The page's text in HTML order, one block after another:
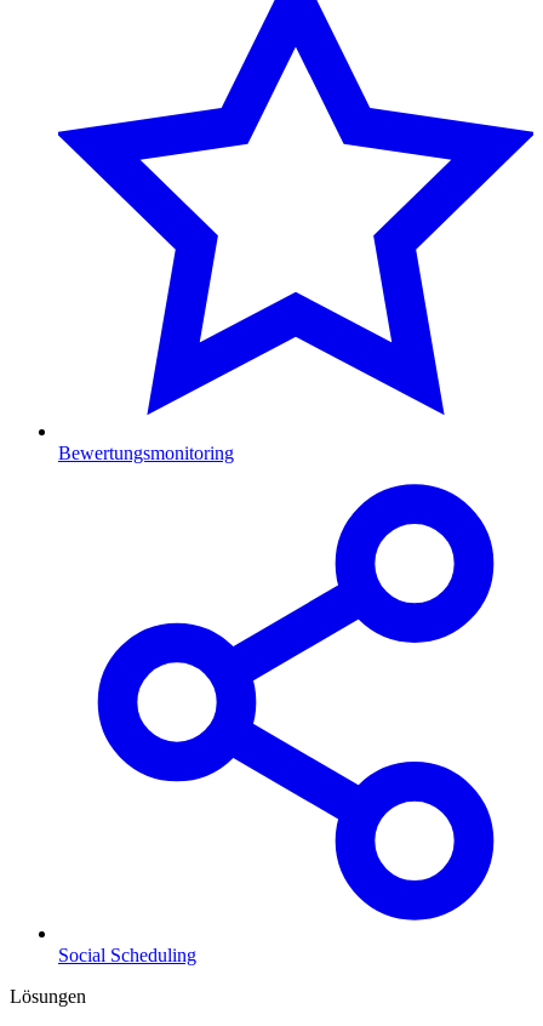
Bewertungsmonitoring
Social Scheduling
Lösungen